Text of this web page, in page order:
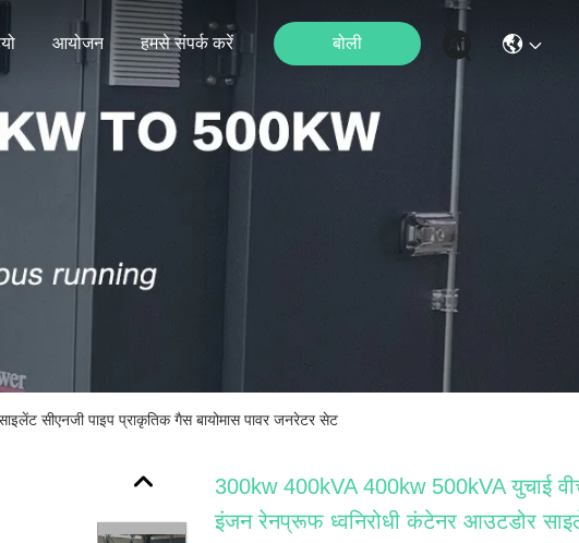
आयोजन हमसे संपर्क करें बोली
सीएनजी पाइप प्राकृतिक गैस बायोमास पावर जनरेटर सेट
300kw 400kVA 400kw 500kVA युचाई
इंजन रेनप्रूफ ध्वनिरोधी कंटेनर आउटडोर